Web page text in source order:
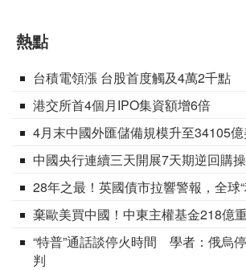
熱點
台積電領漲 台股首度觸及4萬2千點
港交所首4個月IPO集資額增6倍
4月末中國外匯儲備規模升至34105
中國央行連續三天開展7天期逆回購
28年之最！英國債市拉響警報，全球
棄歐美買中國！中東主權基金218億
“特普”通話談停火時間 學者：俄烏
判